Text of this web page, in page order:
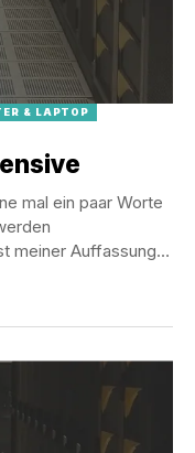
& LAPTOP
mal ein paar Worte
meiner Auffassung